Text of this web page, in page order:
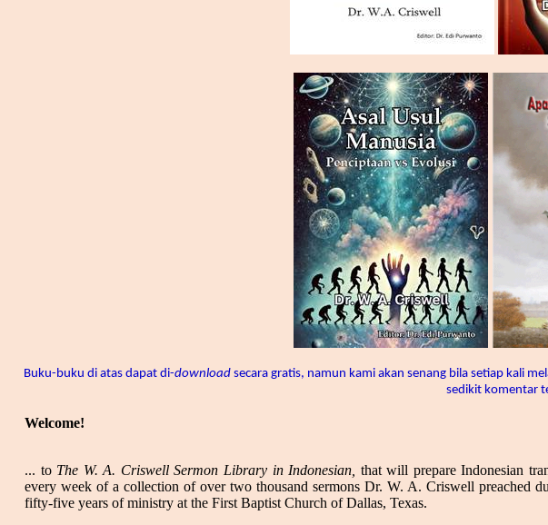
Buku-buku di atas dapat di-download secara gratis, namun kami akan senang bila setiap kali
sedikit komentar
Welcome!
... to The W. A. Criswell Sermon Library in Indonesian, that will prepare Indonesian
every week of a collection of over two thousand sermons Dr. W. A. Criswell preached
fifty-five years of ministry at the First Baptist Church of Dallas, Texas.